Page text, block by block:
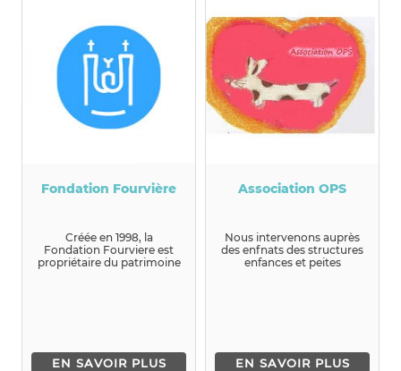
Fondation Fourvière
Créée en 1998, la
Fondation Fourviere est
propriétaire du patrimoine
EN SAVOIR PLUS
Association OPS
Nous intervenons auprès
des enfnats des structures
enfances et peites
EN SAVOIR PLUS